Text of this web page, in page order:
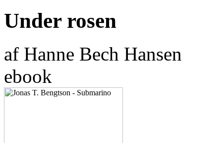
Under rosen
af Hanne Bech Hansen
ebook